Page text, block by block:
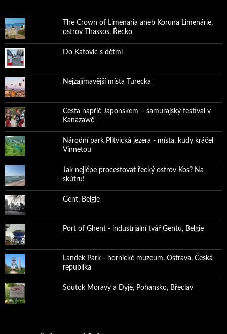
The Crown of Limenaria aneb Koruna Limenárie,
ostrov Thassos, Řecko
Do Katovic s dětmi
Nejzajímavější místa Turecka
Cesta napříč Japonskem – samurajský festival v
Kanazawě
Národní park Plitvická jezera - místa, kudy kráčel
Vinnetou
Jak nejlépe procestovat řecký ostrov Kos? Na
skútru!
Gent, Belgie
Port of Ghent - industriální tvář Gentu, Belgie
Landek Park - hornické muzeum, Ostrava, Česká
republika
Soutok Moravy a Dyje, Pohansko, Břeclav